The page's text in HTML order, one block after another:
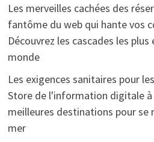
Les merveilles cachées des
fantôme du web qui hante vos
Découvrez les cascades les
monde
Les exigences sanitaires pour
Store de l'information digitale
meilleures destinations pour se
mer